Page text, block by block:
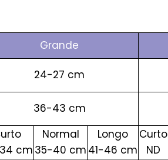
Grande
24-27 cm
36-43 cm
cm
Normal
35-40 cm
Longo
41-46 cm
Curto
ND